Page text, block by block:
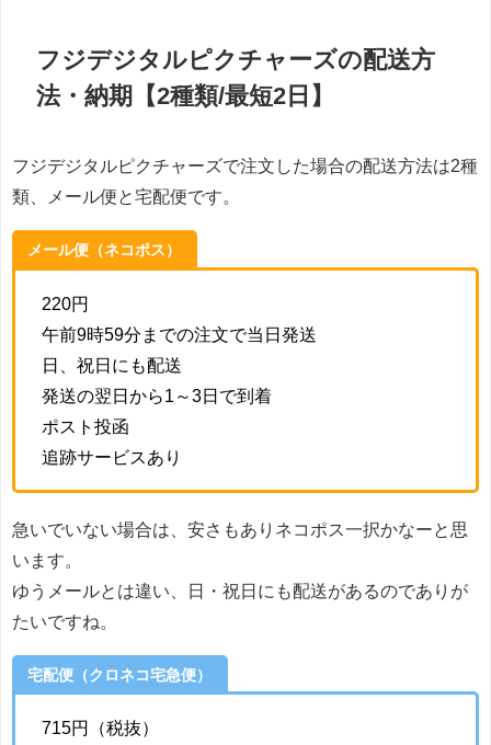
フジデジタルピクチャーズの配送方
法・納期【2種類/最短2日】
フジデジタルピクチャーズで注文した場合の配送方法は2種
類、メール便と宅配便です。
メール便（ネコポス）
220円
午前9時59分までの注文で当日発送
日、祝日にも配送
発送の翌日から1～3日で到着
ポスト投函
追跡サービスあり
急いでいない場合は、安さもありネコポス一択かなーと思
います。
ゆうメールとは違い、日・祝日にも配送があるのでありが
たいですね。
宅配便（クロネコ宅急便）
715円（税抜）